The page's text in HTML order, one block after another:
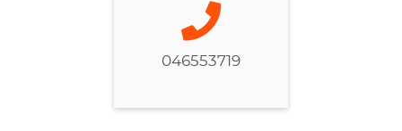
046553719